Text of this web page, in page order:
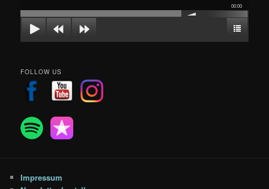
00:00
FOLLOW US
Impressum